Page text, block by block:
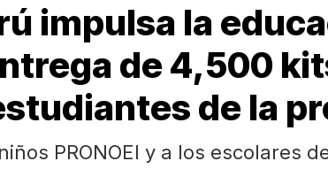
impulsa la
de 4,500
de la
PRONOEI y a los escolares